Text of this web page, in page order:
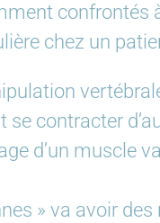
confrontés
chez un
se contracter
d’un muscle
» va avoir